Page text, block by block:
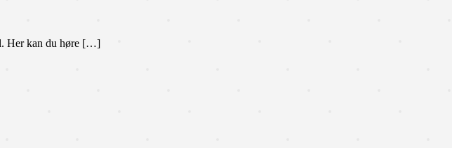
Her kan du høre […]